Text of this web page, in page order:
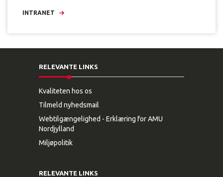
INTRANET
RELEVANTE LINKS
Kvaliteten hos os
Tilmeld nyhedsmail
Webtilgængelighed - Erklæring for AMU
Nordjylland
Miljøpolitik
RELEVANTE LINKS